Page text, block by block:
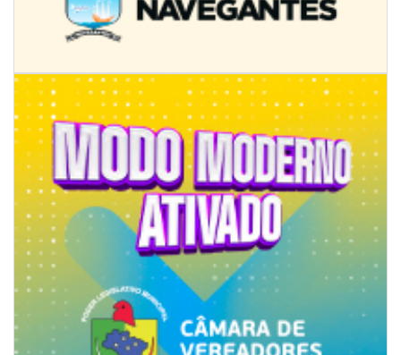
09/08/2026 | 07:00
4º Festival Náutico de Navegantes reúne esporte, tradição e regatas
BALNEÁRIO PIÇARRAS